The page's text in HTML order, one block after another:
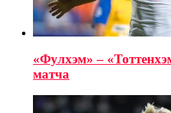
«Фулхэм» –
матча